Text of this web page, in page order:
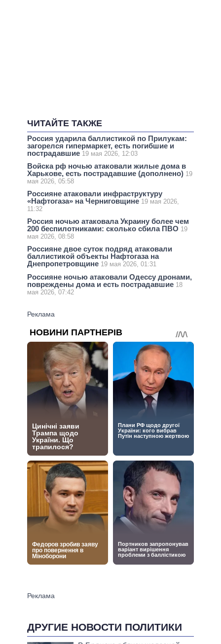
ЧИТАЙТЕ ТАКЖЕ
Россия ударила баллистикой по Прилукам:
загорелся гипермаркет, есть погибшие и
пострадавшие 19 мая 2026, 12:03
Войска рф ночью атаковали жилые дома в
Харькове, есть пострадавшие (дополнено) 19
мая 2026, 05:58
Россияне атаковали инфраструктуру
«Нафтогаза» на Черниговщине 19 мая 2026,
11:32
Россия ночью атаковала Украину более чем
200 беспилотниками: сколько сбила ПВО 19
мая 2026, 08:58
Россияне двое суток подряд атаковали
баллистикой объекты Нафтогаза на
Днепропетровщине 19 мая 2026, 01:31
Россияне ночью атаковали Одессу дронами,
повреждены дома и есть пострадавшие 18
мая 2026, 07:42
ДРУГИЕ НОВОСТИ ПОЛИТИКИ